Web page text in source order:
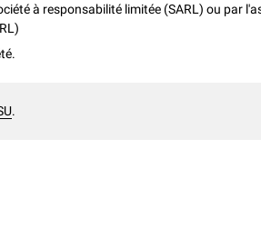
à responsabilité limitée (SARL) ou par
.